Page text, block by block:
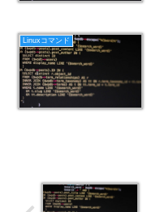
Linuxコマンド